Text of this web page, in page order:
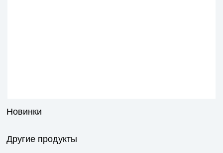
Новинки
Другие продукты